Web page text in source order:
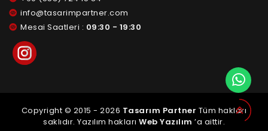
info@tasarimpartner.com
Mesai Saatleri : 09:30 - 19:30
Copyright © 2015 - 2026 Tasarım Partner Tüm hakları
saklıdır. Yazılım hakları Web Yazılım ’a aittir.